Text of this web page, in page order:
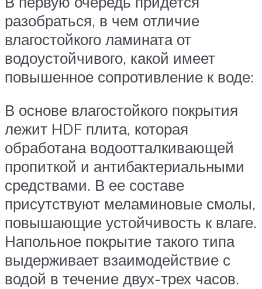
разобраться, в чем отличие
влагостойкого ламината от
водоустойчивого, какой имеет
повышенное сопротивление к воде:
В основе влагостойкого покрытия
лежит HDF плита, которая
обработана водоотталкивающей
пропиткой и антибактериальными
средствами. В ее составе
присутствуют меламиновые смолы,
повышающие устойчивость к влаге.
Напольное покрытие такого типа
выдерживает взаимодействие с
водой в течение двух-трех часов.